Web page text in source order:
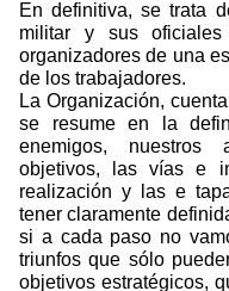
En definitiva, se trata
militar y sus
organizadores de una
de los trabajadores.
La Organización,
se resume en la
enemigos, nuestros
objetivos, las vías e
realización y las e
tener claramente
si a cada paso no
triunfos que sólo
objetivos estratégicos,